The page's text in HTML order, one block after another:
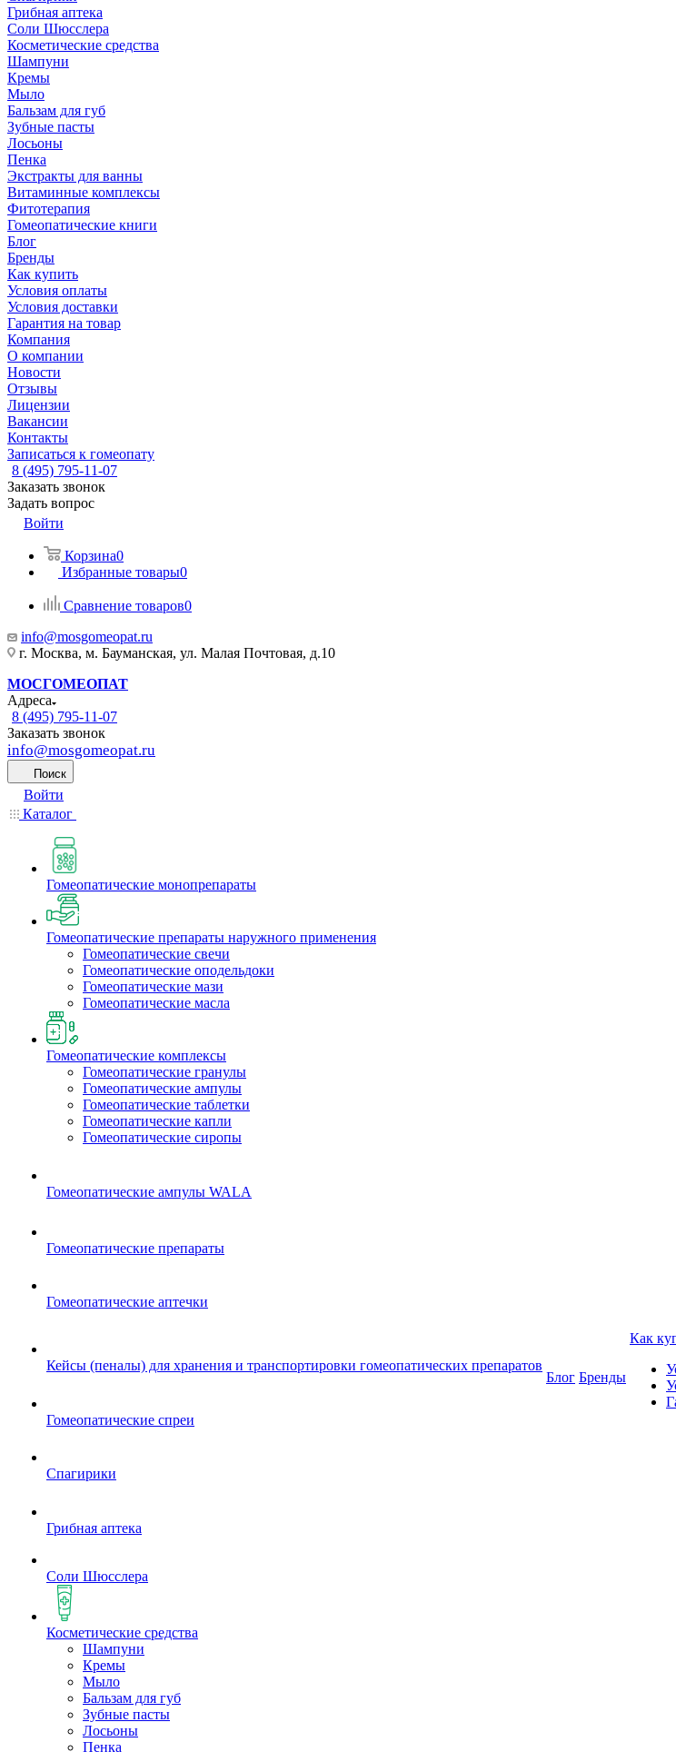
Грибная аптека
Соли Шюсслера
Косметические средства
Шампуни
Кремы
Мыло
Бальзам для губ
Зубные пасты
Лосьоны
Пенка
Экстракты для ванны
Витаминные комплексы
Фитотерапия
Гомеопатические книги
Блог
Бренды
Как купить
Условия оплаты
Условия доставки
Гарантия на товар
Компания
О компании
Новости
Отзывы
Лицензии
Вакансии
Контакты
Записаться к гомеопату
8 (495) 795-11-07
Заказать звонок
Задать вопрос
Войти
Корзина0
Избранные товары0
Сравнение товаров0
info@mosgomeopat.ru
г. Москва, м. Бауманская, ул. Малая Почтовая, д.10
МОСГОМЕОПАТ
Адреса
8 (495) 795-11-07
Заказать звонок
info@mosgomeopat.ru
Поиск
Войти
Каталог
Гомеопатические монопрепараты
Гомеопатические препараты наружного применения
Гомеопатические свечи
Гомеопатические оподельдоки
Гомеопатические мази
Гомеопатические масла
Гомеопатические комплексы
Гомеопатические гранулы
Гомеопатические ампулы
Гомеопатические таблетки
Гомеопатические капли
Гомеопатические сиропы
Гомеопатические ампулы WALA
Гомеопатические препараты
Гомеопатические аптечки
Кейсы (пеналы) для хранения и транспортировки гомеопатических препаратов
Гомеопатические спреи
Спагирики
Грибная аптека
Соли Шюсслера
Косметические средства
Шампуни
Кремы
Мыло
Бальзам для губ
Зубные пасты
Лосьоны
Пенка
Блог Бренды
Как